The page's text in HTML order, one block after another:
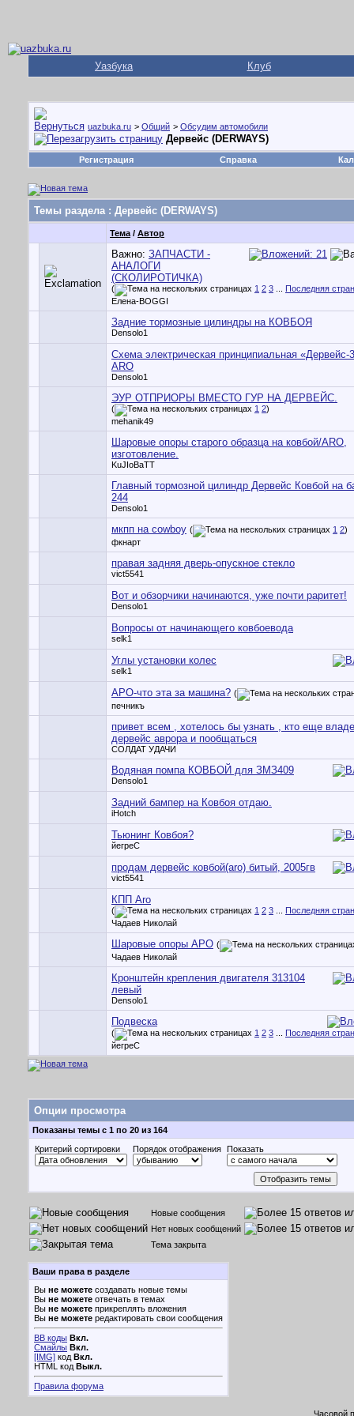
Уазбука Клуб
uazbuka.ru > Общий > Обсудим автомобили
Дервейс (DERWAYS)
Регистрация Справка
Темы раздела: Дервейс (DERWAYS)
Тема / Автор
Важно: ЗАПЧАСТИ -
АНАЛОГИ
(СКОЛИРОТИЧКА)
( 1 2 3
Последняя
Елена-BOGGI
Задние тормозные цилиндры на КОВБОЯ
Densolo1
Схема электрическая принципиальная «Дервейс-
ARO
Densolo1
ЭУР ОТПРИОРЫ ВМЕСТО ГУР НА ДЕРВЕЙС.
( 1 2)
mehanik49
Шаровые опоры старого образца на ковбой/ARO,
изготовление.
KuJIoBaTT
Главный тормозной цилиндр Дервейс Ковбой на
244
Densolo1
мкпп на cowboy ( 1 2)
фкнарт
правая задняя дверь-опускное стекло
vict5541
Вот и обзорчики начинаются, уже почти раритет!
Densolo1
Вопросы от начинающего ковбоевода
selk1
Углы установки колес
selk1
АРО-что эта за машина? (
печникъ
привет всем , хотелось бы узнать , кто еще
дервейс аврора и пообщаться
СОЛДАТ УДАЧИ
Водяная помпа КОВБОЙ для ЗМЗ409
Densolo1
Задний бампер на Ковбоя отдаю.
iHotch
Тьюнинг Ковбоя?
йегреС
продам дервейс ковбой(aro) битый, 2005гв
vict5541
КПП Aro
( 1 2 3
Последняя
Чадаев Николай
Шаровые опоры АРО (
Чадаев Николай
Кронштейн крепления двигателя 313104
левый
Densolo1
Подвеска
( 1 2 3
Последняя
йегреС
Опции просмотра
Показаны темы с 1 по 20 из 164
Критерий сортировки
Порядок отображения Показать
Новые сообщения
Нет новых сообщений
Тема закрыта
Ваши права в разделе
Вы не можете создавать новые темы
Вы не можете отвечать в темах
Вы не можете прикреплять вложения
Вы не можете редактировать свои сообщения
BB коды Вкл.
Смайлы Вкл.
[IMG] код Вкл.
HTML код Выкл.
Правила форума
Часовой